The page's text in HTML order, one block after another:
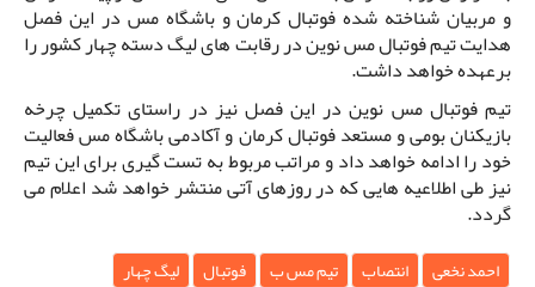
و مربیان شناخته شده فوتبال کرمان و باشگاه مس در این فصل
هدایت تیم فوتبال مس نوین در رقابت های لیگ دسته چهار کشور را
برعهده خواهد داشت.
تیم فوتبال مس نوین در این فصل نیز در راستای تکمیل چرخه
بازیکنان بومی و مستعد فوتبال کرمان و آکادمی باشگاه مس فعالیت
خود را ادامه خواهد داد و مراتب مربوط به تست گیری برای این تیم
نیز طی اطلاعیه هایی که در روزهای آتی منتشر خواهد شد اعلام می
گردد.
احمد نخعی انتصاب تیم مس ب فوتبال
لیگ چهار